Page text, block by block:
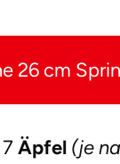
26 cm
Äpfel (je